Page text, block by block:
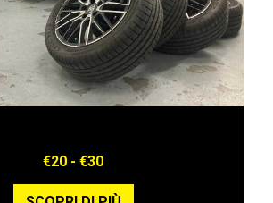
€20 - €30